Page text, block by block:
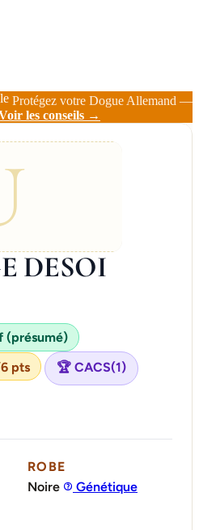
Protégez votre Dogue Allemand —
les conseils →
DESOI
(présumé)
pts 🏆 CACS(1)
ROBE
Noire
Génétique